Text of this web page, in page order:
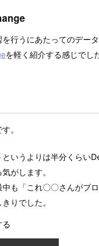
行うにあたってのデー
を軽く紹介する感じでした
。
いうよりは半分くらい
がします。
も「これ〇〇さんがブ
りでした。